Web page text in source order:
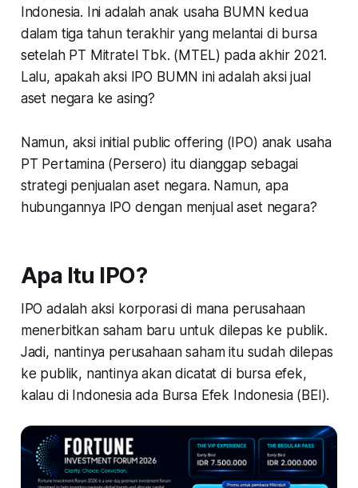
Indonesia. Ini adalah anak usaha BUMN kedua
dalam tiga tahun terakhir yang melantai di bursa
setelah PT Mitratel Tbk. (MTEL) pada akhir 2021.
Lalu, apakah aksi IPO BUMN ini adalah aksi jual
aset negara ke asing?
Namun, aksi initial public offering(IPO) anak usaha
PT Pertamina (Persero) itu dianggap sebagai
strategi penjualan aset negara. Namun, apa
hubungannya IPO dengan menjual aset negara?
Apa Itu IPO?
IPO adalah aksi korporasi di mana perusahaan
menerbitkan saham baru untuk dilepas ke publik.
Jadi, nantinya perusahaan saham itu sudah dilepas
ke publik, nantinya akan dicatat di bursa efek,
kalau di Indonesia ada Bursa Efek Indonesia (BEI).